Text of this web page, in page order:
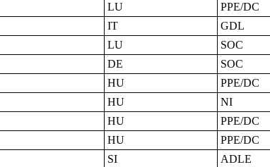
LU PPE/DC
IT GDL
LU SOC
DE SOC
HU PPE/DC
HU NI
HU PPE/DC
HU PPE/DC
SI ADLE